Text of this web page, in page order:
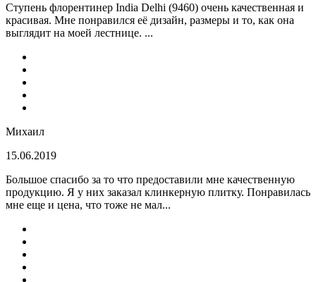
Ступень флорентинер India Delhi (9460) очень качественная и
красивая. Мне понравился её дизайн, размеры и то, как она
выглядит на моей лестнице. ...
Михаил
15.06.2019
Большое спасибо за то что предоставили мне качественную
продукцию. Я у них заказал клинкерную плитку. Понравилась
мне еще и цена, что тоже не мал...